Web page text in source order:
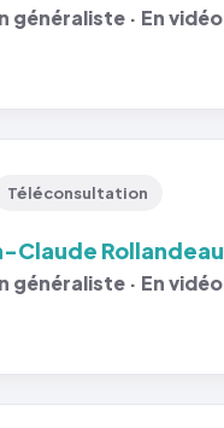
généraliste · En vidéo
Téléconsultation
Claude Rollandeau
généraliste · En vidéo